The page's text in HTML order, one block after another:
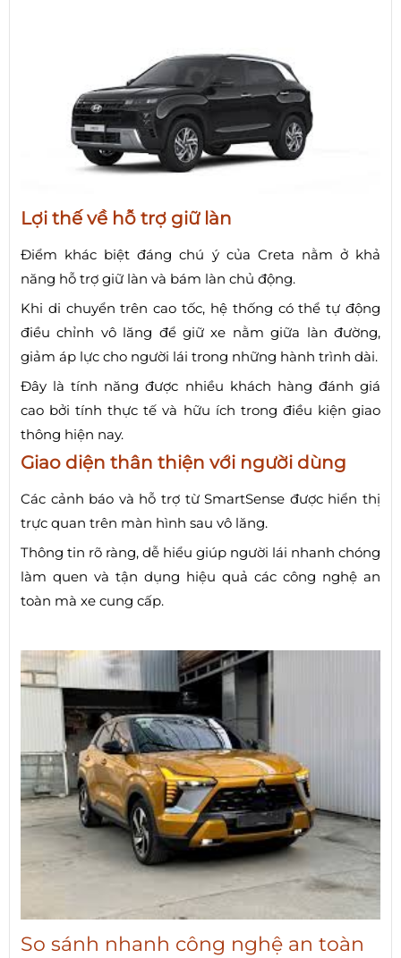
Lợi thế về hỗ trợ giữ làn
Điểm khác biệt đáng chú ý của Creta nằm ở khả
năng hỗ trợ giữ làn và bám làn chủ động.
Khi di chuyển trên cao tốc, hệ thống có thể tự động
điều chỉnh vô lăng để giữ xe nằm giữa làn đường,
giảm áp lực cho người lái trong những hành trình dài.
Đây là tính năng được nhiều khách hàng đánh giá
cao bởi tính thực tế và hữu ích trong điều kiện giao
thông hiện nay.
Giao diện thân thiện với người dùng
Các cảnh báo và hỗ trợ từ SmartSense được hiển thị
trực quan trên màn hình sau vô lăng.
Thông tin rõ ràng, dễ hiểu giúp người lái nhanh chóng
làm quen và tận dụng hiệu quả các công nghệ an
toàn mà xe cung cấp.
So sánh nhanh công nghệ an toàn